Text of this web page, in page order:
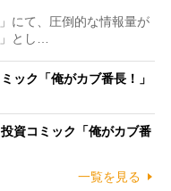
にて、圧倒的な情報量が
とし…
ック「俺がカブ番長！」
資コミック「俺がカブ番
一覧を見る